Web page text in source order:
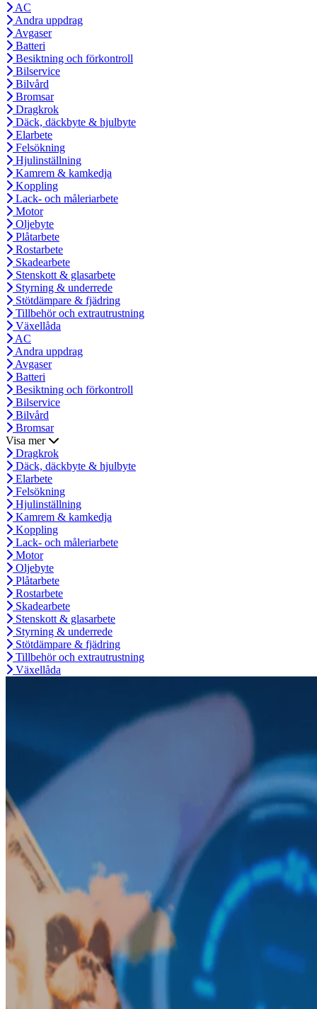
AC
Andra uppdrag
Avgaser
Batteri
Besiktning och förkontroll
Bilservice
Bilvård
Bromsar
Dragkrok
Däck, däckbyte & hjulbyte
Elarbete
Felsökning
Hjulinställning
Kamrem & kamkedja
Koppling
Lack- och måleriarbete
Motor
Oljebyte
Plåtarbete
Rostarbete
Skadearbete
Stenskott & glasarbete
Styrning & underrede
Stötdämpare & fjädring
Tillbehör och extrautrustning
Växellåda
AC
Andra uppdrag
Avgaser
Batteri
Besiktning och förkontroll
Bilservice
Bilvård
Bromsar
Visa mer
Dragkrok
Däck, däckbyte & hjulbyte
Elarbete
Felsökning
Hjulinställning
Kamrem & kamkedja
Koppling
Lack- och måleriarbete
Motor
Oljebyte
Plåtarbete
Rostarbete
Skadearbete
Stenskott & glasarbete
Styrning & underrede
Stötdämpare & fjädring
Tillbehör och extrautrustning
Växellåda